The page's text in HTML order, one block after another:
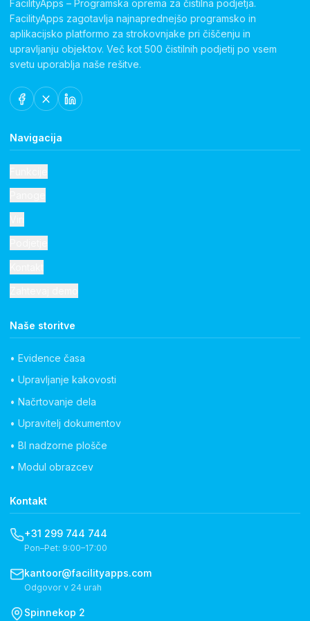
FacilityApps – Programska oprema za čistilna podjetja.
FacilityApps zagotavlja najnaprednejšo programsko in
aplikacijsko platformo za strokovnjake pri čiščenju in
upravljanju objektov. Več kot 500 čistilnih podjetij po vsem
svetu uporablja naše rešitve.
Navigacija
Naše storitve
• Evidence časa
• Upravljanje kakovosti
• Načrtovanje dela
• Upravitelj dokumentov
• BI nadzorne plošče
• Modul obrazcev
Kontakt
+31 299 744 744
Pon–Pet: 9:00–17:00
kantoor@facilityapps.com
Odgovor v 24 urah
Spinnekop 2